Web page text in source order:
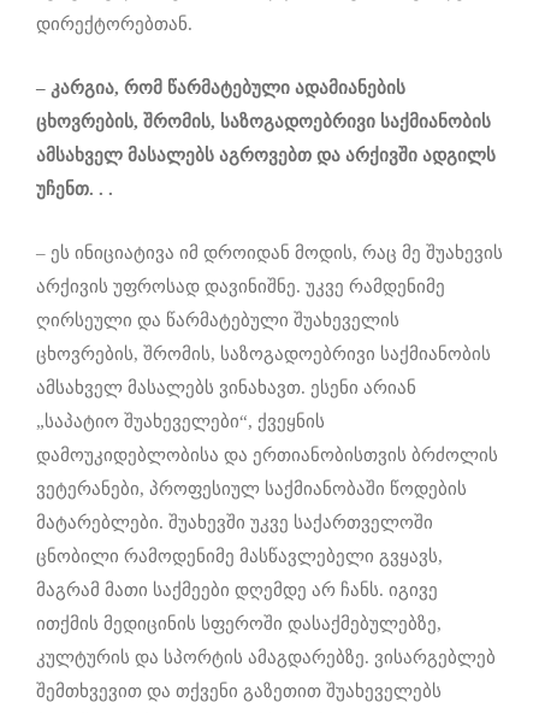
დირექტორებთან.
– კარგია, რომ წარმატებული ადამიანების
ცხოვრების, შრომის, საზოგადოებრივი საქმიანობის
ამსახველ მასალებს აგროვებთ და არქივში ადგილს
უჩენთ. . .
– ეს ინიციატივა იმ დროიდან მოდის, რაც მე შუახევის
არქივის უფროსად დავინიშნე. უკვე რამდენიმე
ღირსეული და წარმატებული შუახეველის
ცხოვრების, შრომის, საზოგადოებრივი საქმიანობის
ამსახველ მასალებს ვინახავთ. ესენი არიან
„საპატიო შუახეველები“, ქვეყნის
დამოუკიდებლობისა და ერთიანობისთვის ბრძოლის
ვეტერანები, პროფესიულ საქმიანობაში წოდების
მატარებლები. შუახევში უკვე საქართველოში
ცნობილი რამოდენიმე მასწავლებელი გვყავს,
მაგრამ მათი საქმეები დღემდე არ ჩანს. იგივე
ითქმის მედიცინის სფეროში დასაქმებულებზე,
კულტურის და სპორტის ამაგდარებზე. ვისარგებლებ
შემთხვევით და თქვენი გაზეთით შუახეველებს